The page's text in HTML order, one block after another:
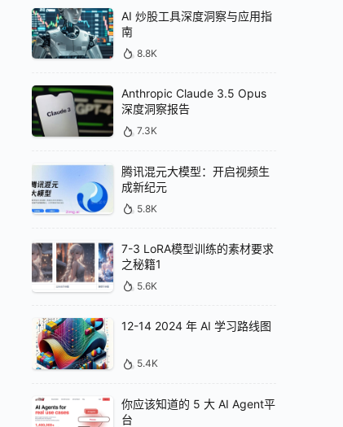
AI 炒股工具深度洞察与应用指
南
8.8K
Anthropic Claude 3.5 Opus
深度洞察报告
7.3K
腾讯混元大模型：开启视频生
成新纪元
5.8K
7-3 LoRA模型训练的素材要求
之秘籍1
5.6K
12-14 2024 年 AI 学习路线图
5.4K
你应该知道的 5 大 AI Agent平
台